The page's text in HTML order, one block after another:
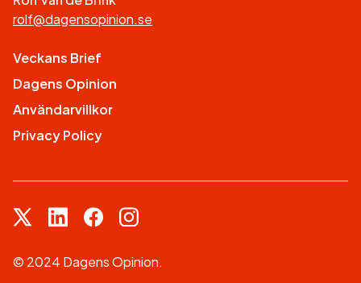
rolf@dagensopinion.se
Veckans Brief
Dagens Opinion
Användarvillkor
Privacy Policy
© 2024 Dagens Opinion.